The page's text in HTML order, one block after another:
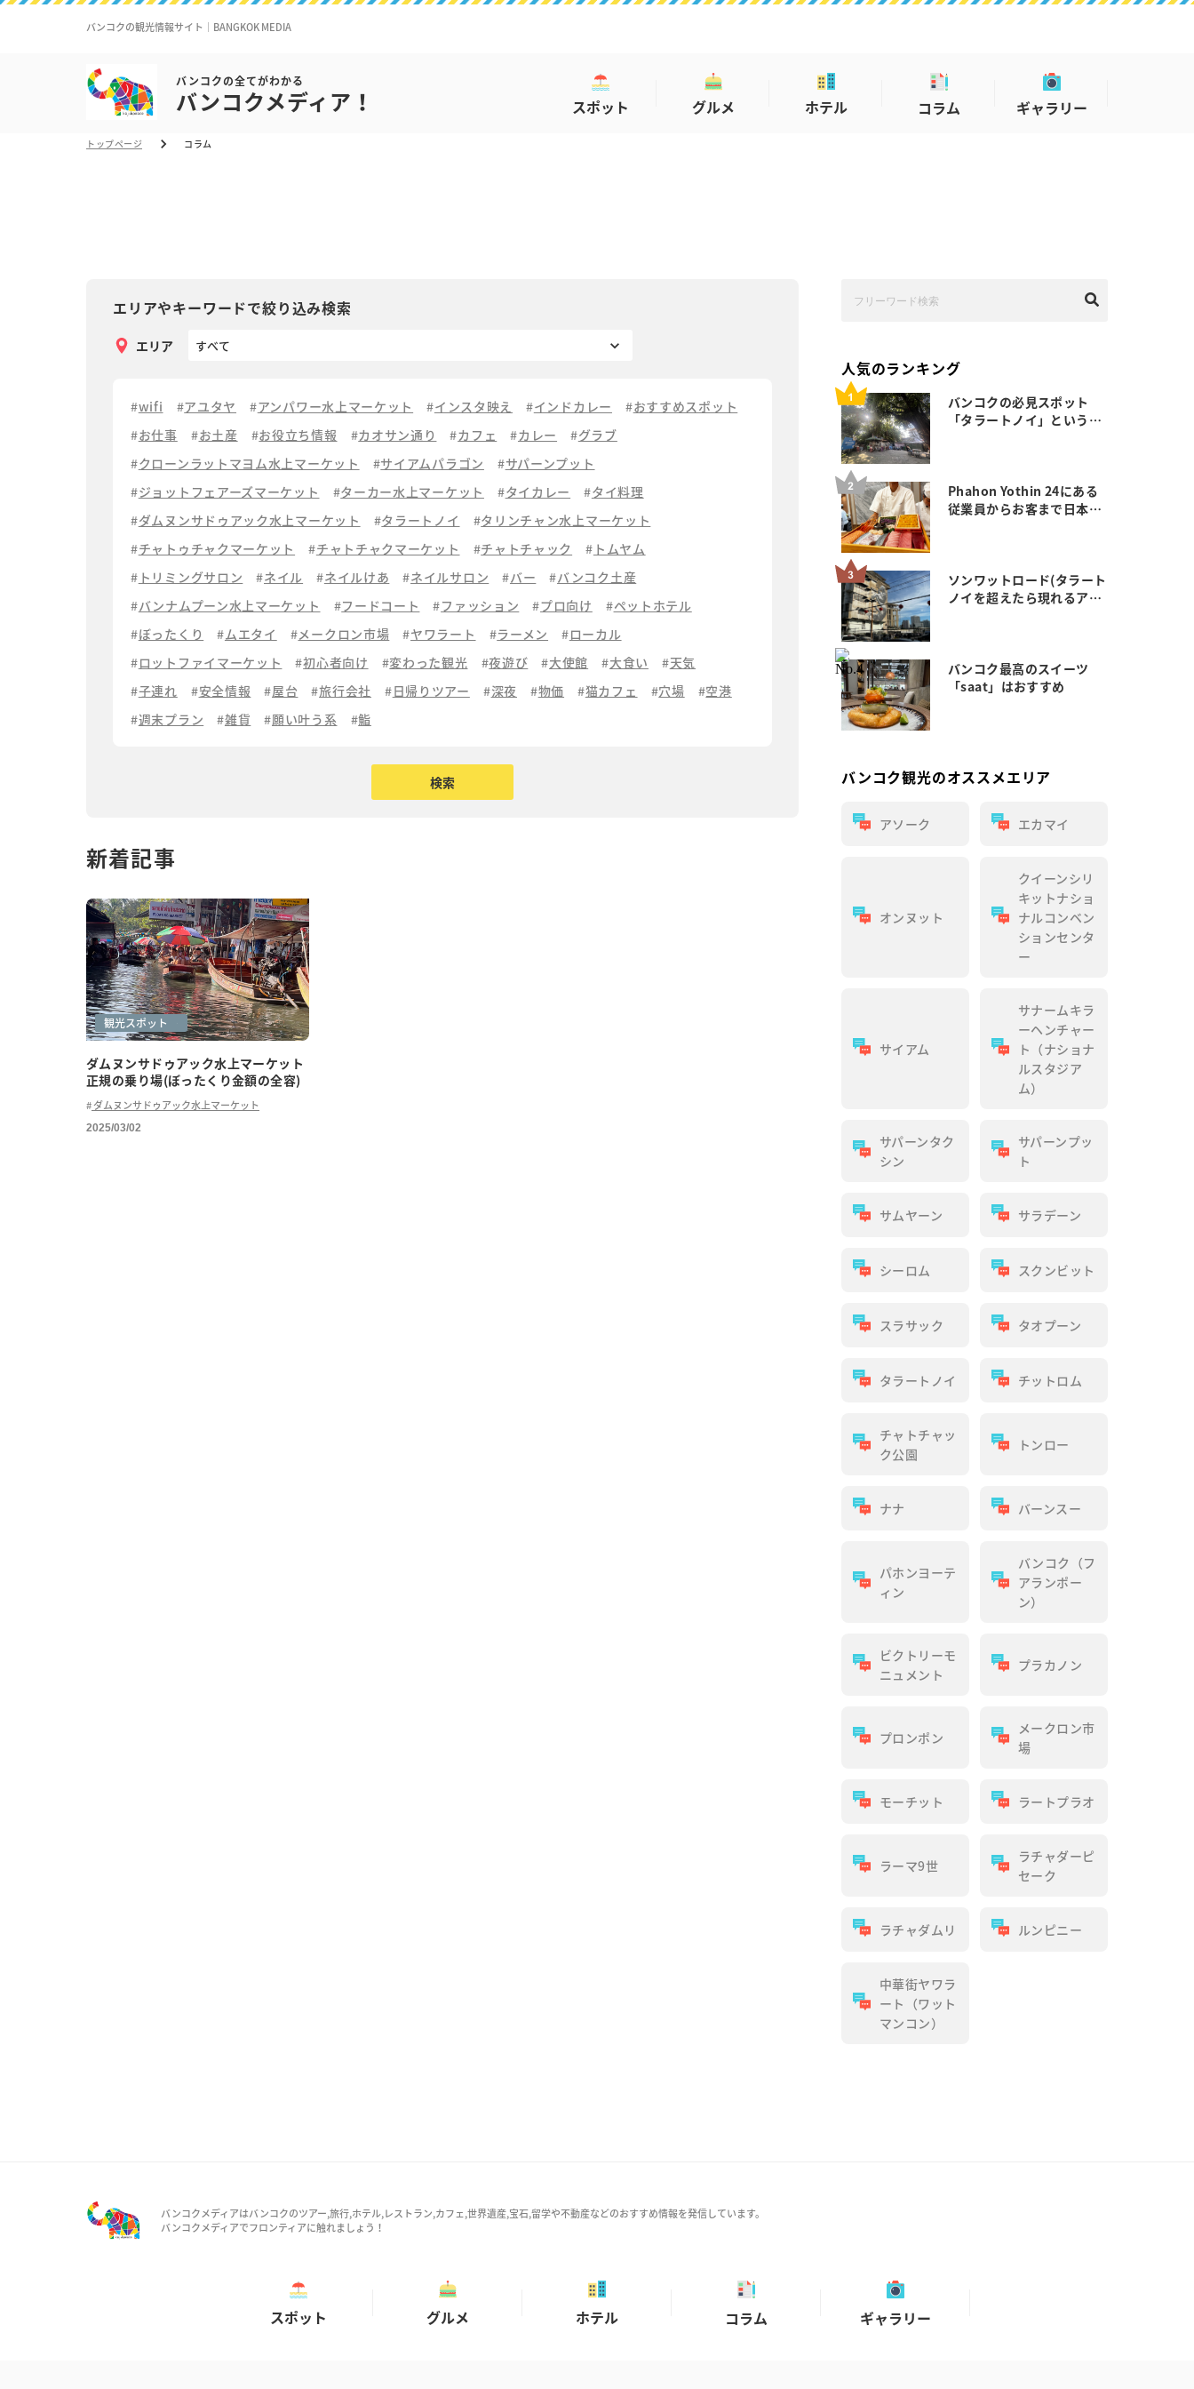
バンコクの観光情報サイト｜BANGKOK MEDIA
バンコクの全てがわかる
バンコクメディア！ スポット グルメ ホテル コラム ギャラリー
トップページ コラム
エリアやキーワードで絞り込み検索
エリア
wifi アユタヤ アンパワー水上マーケット インスタ映え インドカレー
おすすめスポット
お仕事
お土産 お役立ち情報 カオサン通り カフェ カレー
グラブ
クローンラットマヨム水上マーケット
サイアムパラゴン
サパーンプット
ジョットフェアーズマーケット
ターカー水上マーケット タイカレー
タイ料理
ダムヌンサドゥアック水上マーケット
タラートノイ
タリンチャン水上マーケット
チャトゥチャクマーケット
チャトチャクマーケット チャトチャック
トムヤム
トリミングサロン
ネイル ネイルけあ ネイルサロン バー
バンコク土産
バンナムプーン水上マーケット
フードコート ファッション プロ向け
ペットホテル
ぼったくり
ムエタイ メークロン市場 ヤワラート ラーメン
ローカル
ロットファイマーケット
初心者向け 変わった観光 夜遊び 大使館 大食い
天気
子連れ
安全情報 屋台 旅行会社 日帰りツアー 深夜 物価 猫カフェ 穴場
空港
週末プラン
雑貨 願い叶う系 鮨
新着記事
ダムヌンサドゥアック水上マーケット
正規の乗り場(ぼったくり金額の全容)
ローカル体験
一人旅
体験
水上マーケット
観光スポット
ダムヌンサドゥアック水上マーケット
2025/03/02
人気のランキング
バンコクの必見スポット
「タラートノイ」というエ
Phahon Yothin 24にある
従業員からお客まで日本人
ソンワットロード(タラート
ノイを超えたら現れるアー
バンコク最高のスイーツ
「saat」はおすすめ
バンコク観光のオススメエリア
アソーク エカマイ
オンヌット
クイーンシリ
キットナショ
ナルコンベン
ションセンタ
ー
サイアム
サナームキラ
ーヘンチャー
ト（ナショナ
ルスタジア
ム）
サパーンタク
シン
サパーンプッ
ト
サムヤーン サラデーン
シーロム スクンビット
スラサック タオプーン
タラートノイ チットロム
チャトチャッ
ク公園
トンロー
ナナ バーンスー
パホンヨーテ
ィン
バンコク（フ
アランポー
ン）
ビクトリーモ
ニュメント
プラカノン
プロンポン
メークロン市
場
モーチット ラートプラオ
ラーマ9世
ラチャダーピ
セーク
ラチャダムリ ルンピニー
中華街ヤワラ
ート（ワット
マンコン）
バンコクメディアはバンコクのツアー,旅行,ホテル,レストラン,カフェ,世界遺産,宝石,留学や不動産などのおすすめ情報を発信しています。
バンコクメディアでフロンティアに触れましょう！
スポット グルメ ホテル コラム ギャラリー